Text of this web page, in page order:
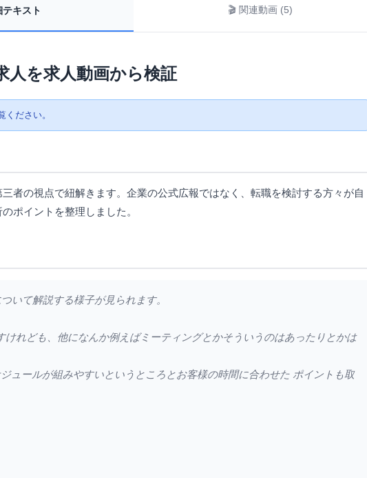
テキスト 🎬 関連動画 (5)
人を求人動画から検証
ください。
者の視点で紐解きます。企業の公式広報ではなく、転職を検討する方々が自
ポイントを整理しました。
いて解説する様子が見られます。
れども、他になんか例えばミーティングとかそういうのはあったりとかは
ュールが組みやすいというところとお客様の時間に合わせた ポイントも取